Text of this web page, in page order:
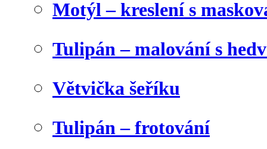
Motýl – kreslení s
Tulipán – malování s
Větvička šeříku
Tulipán – frotování